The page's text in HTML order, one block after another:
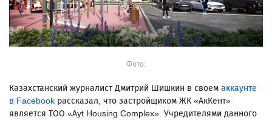
Фото:
Казахстанский журналист Дмитрий Шишкин в своем аккаунте
в Facebook рассказал, что застройщиком ЖК «АкКент»
является ТОО «Ayt Housing Complex». Учредителями данного